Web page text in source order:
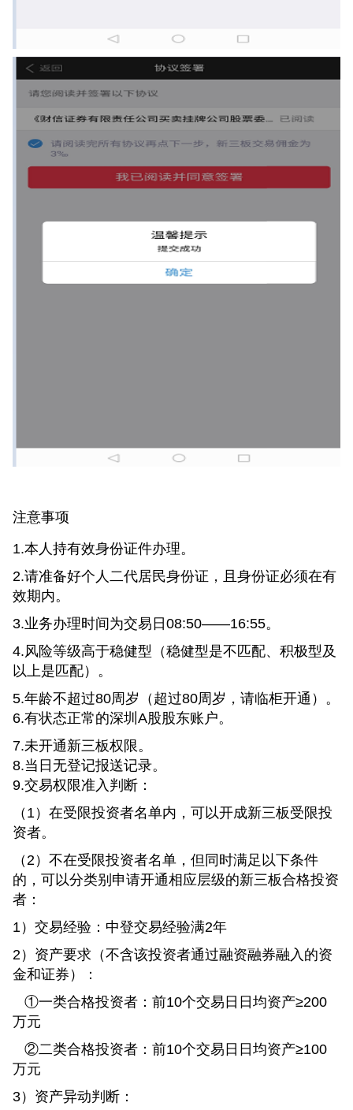
注意事项
1.本人持有效身份证件办理。
2.请准备好个人二代居民身份证，且身份证必须在有
效期内。
3.业务办理时间为交易日08:50——16:55。
4.风险等级高于稳健型（稳健型是不匹配、积极型及
以上是匹配）。
5.年龄不超过80周岁（超过80周岁，请临柜开通）。
6.有状态正常的深圳A股股东账户。
7.未开通新三板权限。
8.当日无登记报送记录。
9.交易权限准入判断：
（1）在受限投资者名单内，可以开成新三板受限投
资者。
（2）不在受限投资者名单，但同时满足以下条件
的，可以分类别申请开通相应层级的新三板合格投资
者：
1）交易经验：中登交易经验满2年
2）资产要求（不含该投资者通过融资融券融入的资
金和证券）：
①一类合格投资者：前10个交易日日均资产≥200
万元
②二类合格投资者：前10个交易日日均资产≥100
万元
3）资产异动判断：